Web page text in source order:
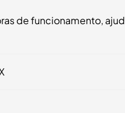
de funcionamento,